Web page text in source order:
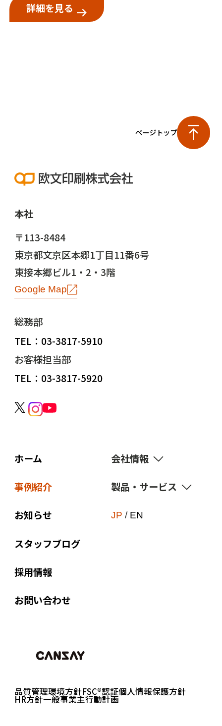
詳細を見る
ページトップ
本社
〒113-8484
東京都文京区本郷1丁目11番6号
東接本郷ビル1・2・3階
Google Map
総務部
TEL：03-3817-5910
お客様担当部
TEL：03-3817-5920
ホーム
事例紹介
お知らせ
スタッフブログ
採用情報
お問い合わせ
会社情報
経営理念
製品・サービス
サスティナビリティ
JP / EN
品質管理環境方針FSC®認証個人情報保護方針
HR方針一般事業主行動計画